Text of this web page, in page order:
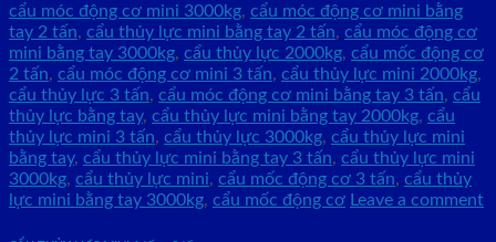
cẩu móc động cơ mini 3000kg, cẩu móc động cơ mini bằng
tay 2 tấn, cẩu thủy lực mini bằng tay 2 tấn, cẩu móc động cơ
mini bằng tay 3000kg, cẩu thủy lực 2000kg, cẩu mốc động cơ
2 tấn, cẩu móc động cơ mini 3 tấn, cẩu thủy lực mini 2000kg,
cẩu thủy lực 3 tấn, cẩu móc động cơ mini bằng tay 3 tấn, cẩu
thủy lực bằng tay, cẩu thủy lực mini bằng tay 2000kg, cẩu
thủy lực mini 3 tấn, cẩu thủy lực 3000kg, cẩu thủy lực mini
bằng tay, cẩu thủy lực mini bằng tay 3 tấn, cẩu thủy lực mini
3000kg, cẩu thủy lực mini, cẩu mốc động cơ 3 tấn, cẩu thủy
lực mini bằng tay 3000kg, cẩu mốc động cơ Leave a comment